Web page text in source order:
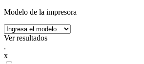
Modelo de la impresora
Ver resultados
.
x